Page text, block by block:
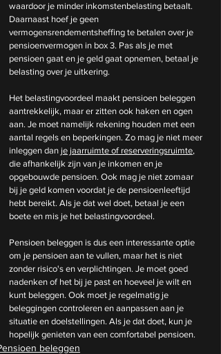
waardoor je minder inkomstenbelasting betaalt.
Daarnaast hoef je geen
vermogensrendementsheffing te betalen over je
pensioenvermogen in box 3. Pas als je met
pensioen gaat en je geld gaat opnemen, betaal je
belasting over je uitkering.
Het belastingvoordeel maakt pensioen beleggen
aantrekkelijk, maar er zitten ook haken en ogen
aan. Je moet namelijk rekening houden met een
aantal regels en beperkingen. Zo mag je niet meer
inleggen dan je jaarruimte of reserveringsruimte,
die afhankelijk zijn van je inkomen en je
opgebouwde pensioen. Ook mag je niet zomaar
bij je geld komen voordat je de pensioenleeftijd
hebt bereikt. Als je dat wel doet, betaal je een
boete en mis je het belastingvoordeel.
Pensioen beleggen is dus een interessante optie
om je pensioen aan te vullen, maar het is niet
zonder risico's en verplichtingen. Je moet goed
nadenken of het bij je past en hoeveel je wilt en
kunt beleggen. Ook moet je regelmatig je
beleggingen controleren en aanpassen aan je
situatie en doelstellingen. Als je dat doet, kun je
hopelijk genieten van een comfortabel pensioen.
beleggen